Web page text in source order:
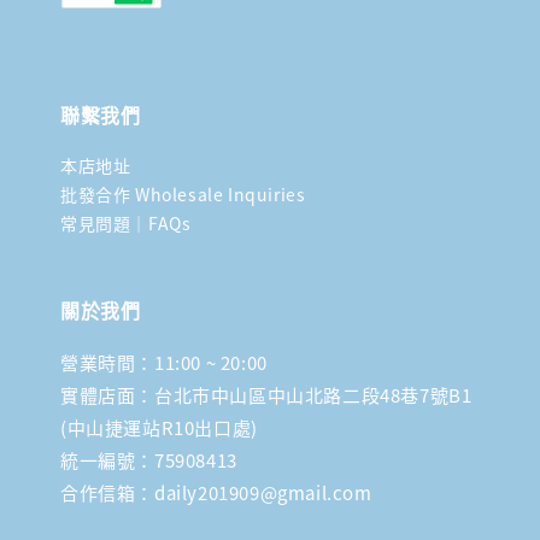
聯繫我們
本店地址
批發合作 Wholesale Inquiries
常見問題｜FAQs
關於我們
營業時間：11:00 ~ 20:00
實體店面：台北市中山區中山北路二段48巷7號B1
(中山捷運站R10出口處)
統一編號：75908413
合作信箱：daily201909@gmail.com